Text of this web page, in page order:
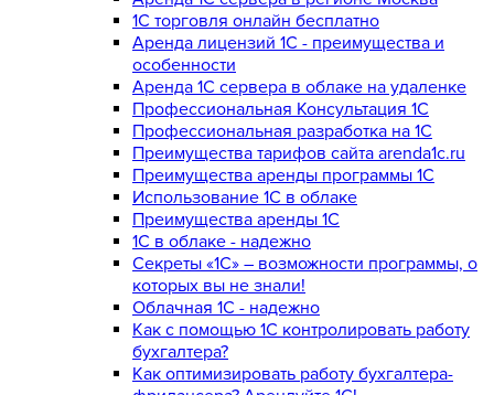
1С торговля онлайн бесплатно
Аренда лицензий 1С - преимущества и
особенности
Аренда 1С сервера в облаке на удаленке
Профессиональная Консультация 1С
Профессиональная разработка на 1С
Преимущества тарифов сайта arenda1c.ru
Преимущества аренды программы 1С
Использование 1С в облаке
Преимущества аренды 1С
1С в облаке - надежно
Секреты «1С» – возможности программы, о
которых вы не знали!
Облачная 1С - надежно
Как с помощью 1С контролировать работу
бухгалтера?
Как оптимизировать работу бухгалтера-